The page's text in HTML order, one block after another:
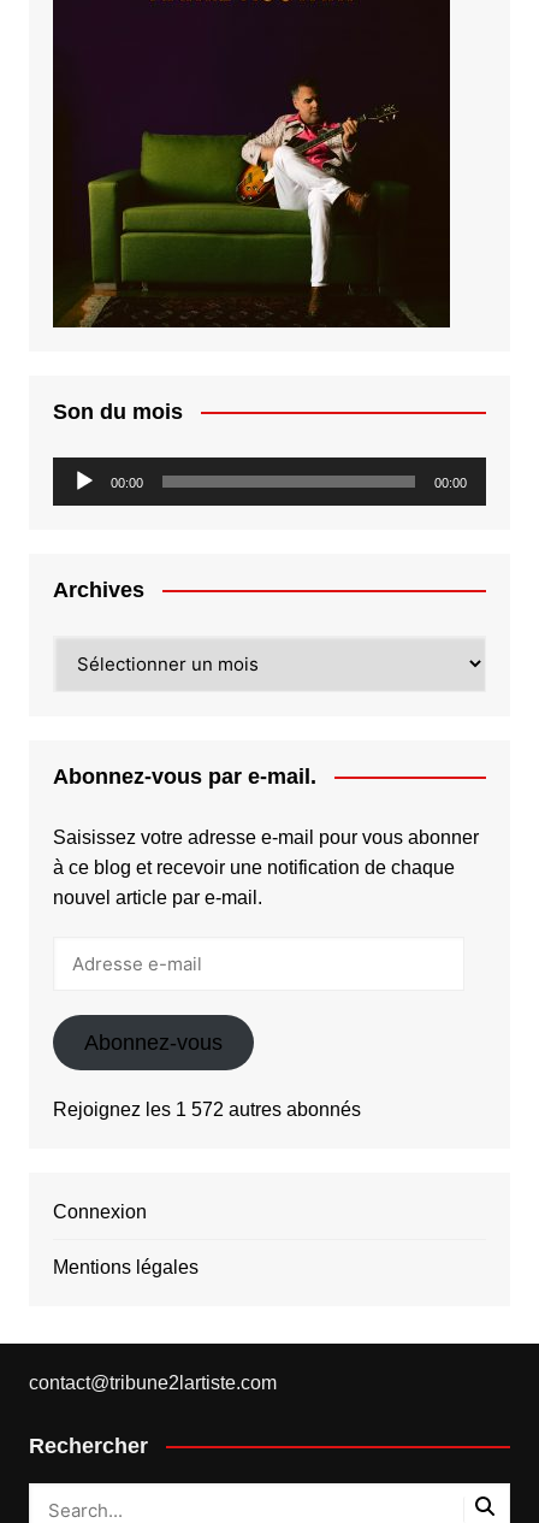
Son du mois
Lecteur
audio
00:00 00:00
Archives
Abonnez-vous par e-mail.
Saisissez votre adresse e-mail pour vous abonner
à ce blog et recevoir une notification de chaque
nouvel article par e-mail.
Abonnez-vous
Rejoignez les 1 572 autres abonnés
Connexion
Mentions légales
contact@tribune2lartiste.com
Rechercher